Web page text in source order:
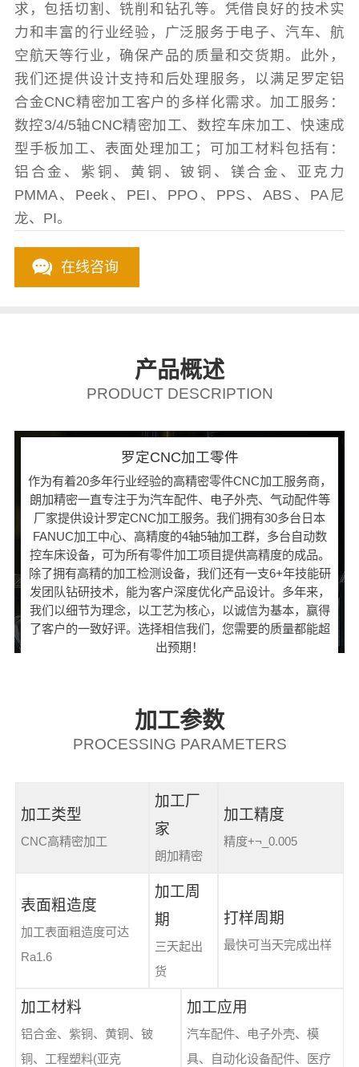
求，包括切割、铣削和钻孔等。凭借良好的技术实
力和丰富的行业经验，广泛服务于电子、汽车、航
空航天等行业，确保产品的质量和交货期。此外，
我们还提供设计支持和后处理服务，以满足罗定铝
合金CNC精密加工客户的多样化需求。加工服务：
数控3/4/5轴CNC精密加工、数控车床加工、快速成
型手板加工、表面处理加工；可加工材料包括有：
铝合金、紫铜、黄铜、铍铜、镁合金、亚克力
PMMA、Peek、PEI、PPO、PPS、ABS、PA尼
龙、PI。
在线咨询
产品概述
PRODUCT DESCRIPTION
罗定CNC加工零件
作为有着20多年行业经验的高精密零件CNC加工服务商，
朗加精密一直专注于为汽车配件、电子外壳、气动配件等
厂家提供设计罗定CNC加工服务。我们拥有30多台日本
FANUC加工中心、高精度的4轴5轴加工群，多台自动数
控车床设备，可为所有零件加工项目提供高精度的成品。
除了拥有高精的加工检测设备，我们还有一支6+年技能研
发团队钻研技术，能为客户深度优化产品设计。多年来，
我们以细节为理念，以工艺为核心，以诚信为基本，赢得
了客户的一致好评。选择相信我们，您需要的质量都能超
出预期！
加工参数
PROCESSING PARAMETERS
加工类型
CNC高精密加工
加工厂
家
朗加精密
加工精度
精度+¬_0.005
表面粗造度
加工表面粗造度可达
Ra1.6
加工周
期
三天起出
货
打样周期
最快可当天完成出样
加工材料
铝合金、紫铜、黄铜、铍
铜、工程塑料(亚克
加工应用
汽车配件、电子外壳、模
具、自动化设备配件、医疗